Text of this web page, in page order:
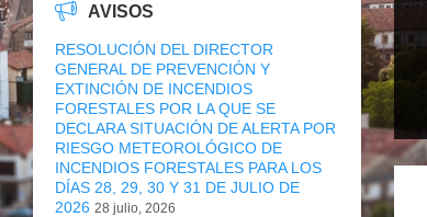
AVISOS
RESOLUCIÓN DEL DIRECTOR
GENERAL DE PREVENCIÓN Y
EXTINCIÓN DE INCENDIOS
FORESTALES POR LA QUE SE
DECLARA SITUACIÓN DE ALERTA POR
RIESGO METEOROLÓGICO DE
INCENDIOS FORESTALES PARA LOS
DÍAS 28, 29, 30 Y 31 DE JULIO DE
2026 28 julio, 2026